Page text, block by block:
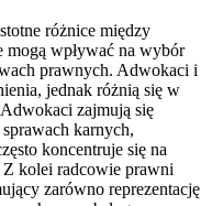
różnice między
mogą wpływać na wybór
prawnych. Adwokaci i
jednak różnią się w
zajmują się
karnych,
koncentruje się na
Z kolei radcowie prawni
zarówno reprezentację